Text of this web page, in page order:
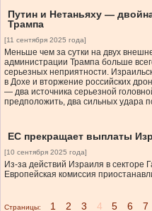
Путин и Нетаньяху —
Трампа
[11 сентября 2025 года]
Меньше чем за сутки на двух
администрации Трампа больше
серьезных неприятности.
в Дохе и вторжение российских
— два источника серьезной
предположить, два сильных удара
ЕС прекращает выплаты
[10 сентября 2025 года]
Из-за действий Израиля в секторе
Европейская комиссия
Страницы: 1 2 3 4 5 6 7